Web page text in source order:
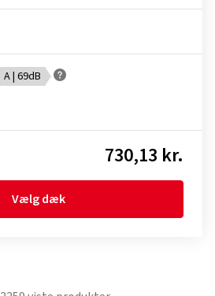
A | 69dB
730,13 kr.
Vælg dæk